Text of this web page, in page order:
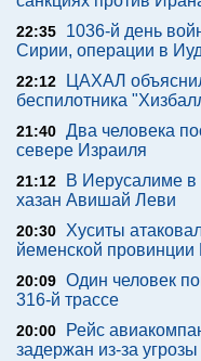
22:35
1036-й день
Сирии, операции в
22:12
ЦАХАЛ
беспилотника
21:40 Два человека
севере Израиля
21:12
В Иерусалиме в
хазан Авишай Леви
20:30 Хуситы
йеменской
20:09 Один человек
316-й трассе
20:00
Рейс
задержан из-за